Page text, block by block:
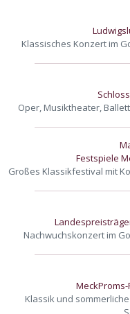
Klassisches Konzert im
Oper, Musiktheater,
Festspiele
Großes Klassikfestival mit
Nachwuchskonzert im
Klassik und